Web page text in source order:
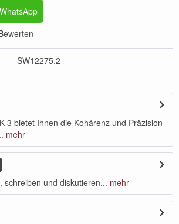
SW12275.2
3 bietet Ihnen die Kohärenz und Präzision
mehr
schreiben und diskutieren... mehr